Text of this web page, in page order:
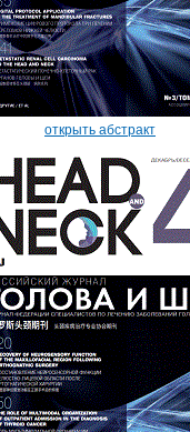
открыть абстракт